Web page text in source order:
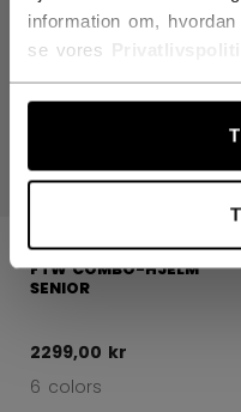
information om,
se vores
UDSTYR TIL KVINDER
FTW COMBO-HJELM
SENIOR
2299,00 kr
6 colors